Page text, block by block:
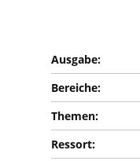
Ausgabe:
Bereiche:
Themen:
Ressort: